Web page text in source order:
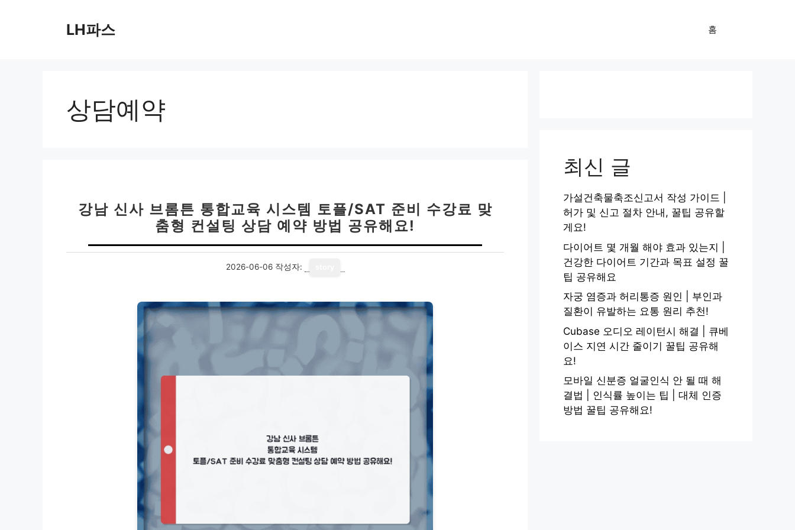
LH파스 홈
상담예약
강남 신사 브롬튼 통합교육 시스템 토플/SAT 준비 수강료 맞
춤형 컨설팅 상담 예약 방법 공유해요!
2026-06-06 작성자:
최신 글
가설건축물축조신고서 작성 가이드 |
허가 및 신고 절차 안내, 꿀팁 공유할
게요!
다이어트 몇 개월 해야 효과 있는지 |
건강한 다이어트 기간과 목표 설정 꿀
팁 공유해요
자궁 염증과 허리통증 원인 | 부인과
질환이 유발하는 요통 원리 추천!
Cubase 오디오 레이턴시 해결 | 큐베
이스 지연 시간 줄이기 꿀팁 공유해
요!
모바일 신분증 얼굴인식 안 될 때 해
결법 | 인식률 높이는 팁 | 대체 인증
방법 꿀팁 공유해요!